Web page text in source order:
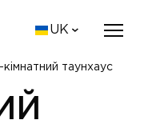
UK
кімнатний таунхаус